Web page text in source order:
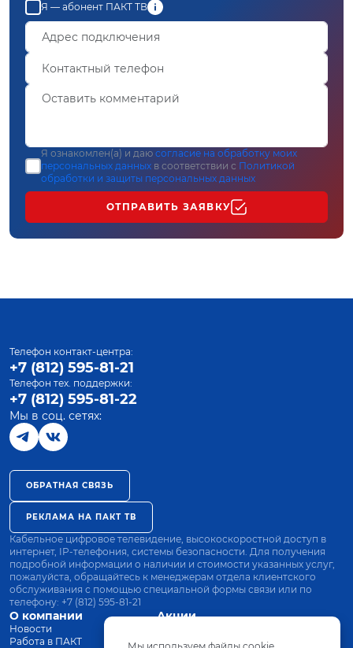
Я — абонент ПАКТ ТВ
Я ознакомлен(а) и даю согласие на обработку моих
персональных данных в соответствии с Политикой
обработки и защиты персональных данных
ОТПРАВИТЬ ЗАЯВКУ
О компании
Новости
Работа в ПАКТ
Акции
Оплата
Телефон контакт-центра:
+7 (812) 595-81-21
Телефон тех. поддержки:
+7 (812) 595-81-22
Мы в соц. сетях:
ОБРАТНАЯ СВЯЗЬ
РЕКЛАМА НА ПАКТ ТВ
Кабельное цифровое телевидение, высокоскоростной доступ в
интернет, IP-телефония, системы безопасности. Для получения
подробной информации о наличии и стоимости указанных услуг,
пожалуйста, обращайтесь к менеджерам отдела клиентского
обслуживания с помощью специальной формы связи или по
телефону: +7 (812) 595-81-21